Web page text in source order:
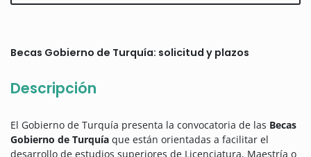
Becas Gobierno de Turquía: solicitud y plazos
Descripción
El Gobierno de Turquía presenta la convocatoria de las Becas
Gobierno de Turquía que están orientadas a facilitar el
desarrollo de estudios superiores de Licenciatura, Maestría o